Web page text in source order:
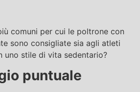
comuni per cui le poltrone con
sono consigliate sia agli atleti
uno stile di vita sedentario?
puntuale